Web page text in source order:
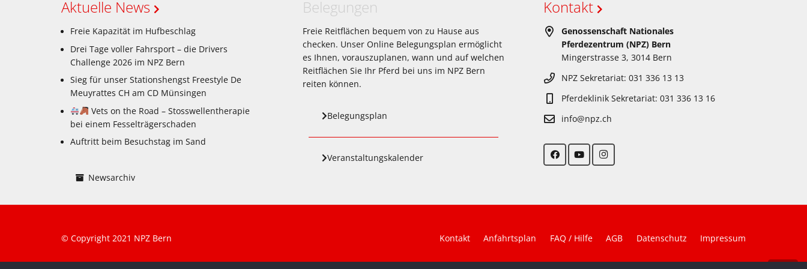
Aktuelle News
Freie Kapazität im Hufbeschlag
Drei Tage voller Fahrsport – die Drivers
Challenge 2026 im NPZ Bern
Sieg für unser Stationshengst Freestyle De
Meuyrattes CH am CD Münsingen
Vets on the Road – Stosswellentherapie
bei einem Fesselträgerschaden
Auftritt beim Besuchstag im Sand
Newsarchiv
Belegungen
Freie Reitflächen bequem von zu Hause aus
checken. Unser Online Belegungsplan ermöglicht
es Ihnen, vorauszuplanen, wann und auf welchen
Reitflächen Sie Ihr Pferd bei uns im NPZ Bern
reiten können.
Belegungsplan
Veranstaltungskalender
Kontakt
Genossenschaft Nationales
Pferdezentrum (NPZ) Bern
Mingerstrasse 3, 3014 Bern
NPZ Sekretariat: 031 336 13 13
Pferdeklinik Sekretariat: 031 336 13 16
info@npz.ch
© Copyright 2021 NPZ Bern Kontakt Anfahrtsplan FAQ / Hilfe AGB Datenschutz Impressum